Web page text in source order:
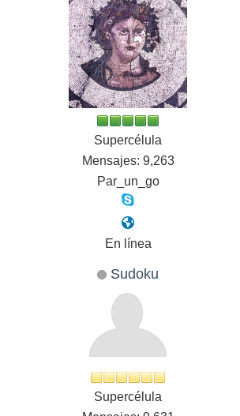
Supercélula
Mensajes: 9,263
Par_un_go
En línea
Sudoku
Supercélula